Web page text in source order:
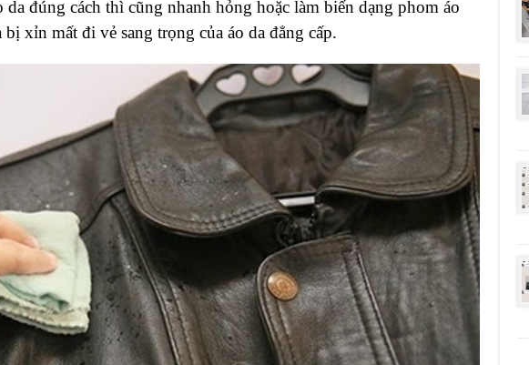
da đúng cách thì cũng nhanh hỏng hoặc làm biến dạng phom áo
bị xỉn mất đi vẻ sang trọng của áo da đẳng cấp.